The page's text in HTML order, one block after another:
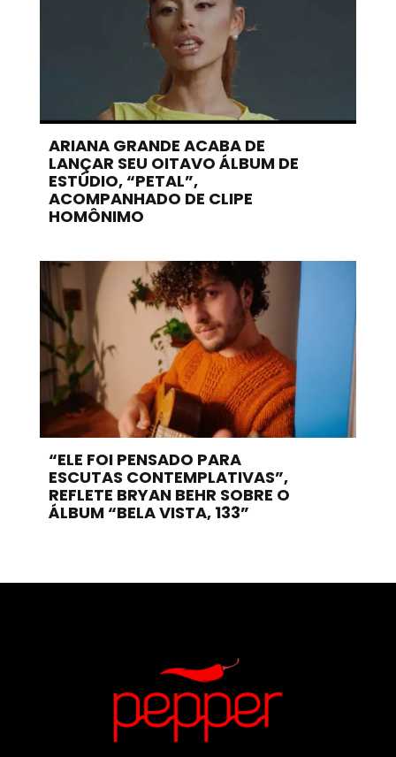
ARIANA GRANDE ACABA DE
LANÇAR SEU OITAVO ÁLBUM DE
ESTÚDIO, “PETAL”,
ACOMPANHADO DE CLIPE
HOMÔNIMO
“ELE FOI PENSADO PARA
ESCUTAS CONTEMPLATIVAS”,
REFLETE BRYAN BEHR SOBRE O
ÁLBUM “BELA VISTA, 133”